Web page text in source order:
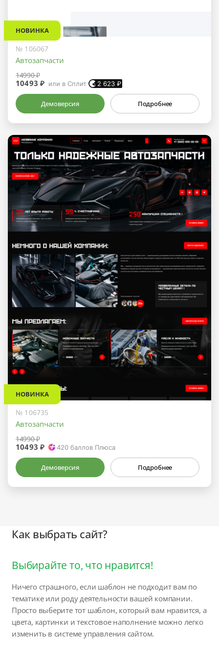
НОВИНКА
№ 106067
Автозапчасти
14990 ₽
10493 ₽ или в Сплит 2 623 ₽
Демоверсия Подробнее
НОВИНКА
№ 106735
Автозапчасти
14990 ₽
10493 ₽ 420 баллов Плюса
Демоверсия Подробнее
Как выбрать сайт?
Выбирайте то, что нравится!
Ничего страшного, если шаблон не подходит вам по
тематике или роду деятельности вашей компании.
Просто выберите тот шаблон, который вам нравится, а
цвета, картинки и текстовое наполнение можно легко
изменить в системе управления сайтом.